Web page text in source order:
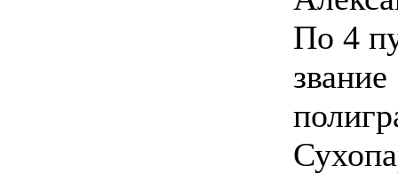
По 4